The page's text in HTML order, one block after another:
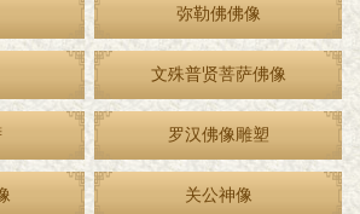
弥勒佛佛像
文殊普贤菩萨佛像
罗汉佛像雕塑
关公神像